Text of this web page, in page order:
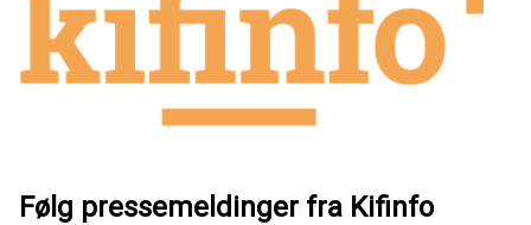
Følg pressemeldinger fra Kifinfo